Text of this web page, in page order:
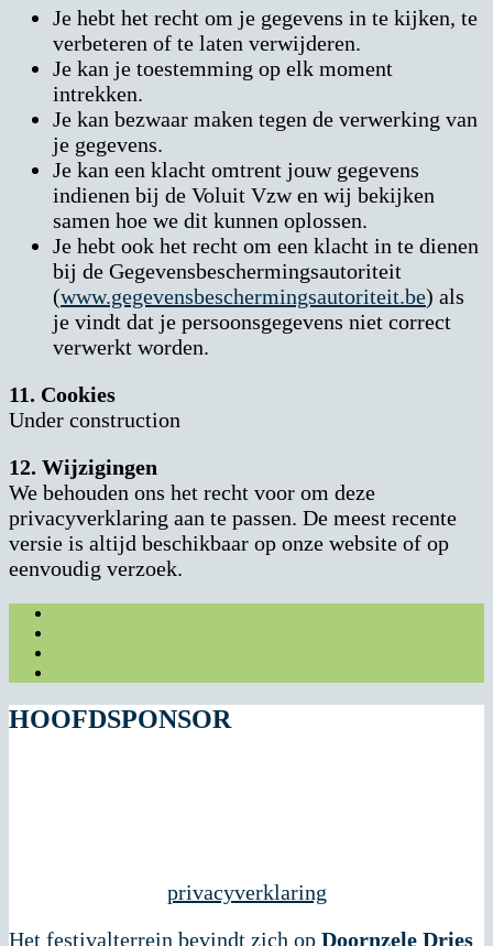
Je hebt het recht om je gegevens in te kijken, te
verbeteren of te laten verwijderen.
Je kan je toestemming op elk moment
intrekken.
Je kan bezwaar maken tegen de verwerking van
je gegevens.
Je kan een klacht omtrent jouw gegevens
indienen bij de Voluit Vzw en wij bekijken
samen hoe we dit kunnen oplossen.
Je hebt ook het recht om een klacht in te dienen
bij de Gegevensbeschermingsautoriteit
(www.gegevensbeschermingsautoriteit.be) als
je vindt dat je persoonsgegevens niet correct
verwerkt worden.
11. Cookies
Under construction
12. Wijzigingen
We behouden ons het recht voor om deze
privacyverklaring aan te passen. De meest recente
versie is altijd beschikbaar op onze website of op
eenvoudig verzoek.
HOOFDSPONSOR
privacyverklaring
Het festivalterrein bevindt zich op Doornzele Dries